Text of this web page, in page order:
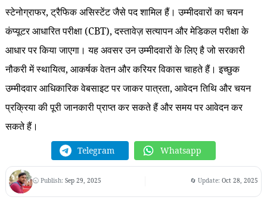
स्टेनोग्राफर, ट्रैफिक असिस्टेंट जैसे पद शामिल हैं। उम्मीदवारों का चयन
कंप्यूटर आधारित परीक्षा (CBT), दस्तावेज़ सत्यापन और मेडिकल परीक्षा के
आधार पर किया जाएगा। यह अवसर उन उम्मीदवारों के लिए है जो सरकारी
नौकरी में स्थायित्व, आकर्षक वेतन और करियर विकास चाहते हैं। इच्छुक
उम्मीदवार आधिकारिक वेबसाइट पर जाकर पात्रता, आवेदन तिथि और चयन
प्रक्रिया की पूरी जानकारी प्राप्त कर सकते हैं और समय पर आवेदन कर
सकते हैं।
Telegram Whatsapp
🕤 Publish: Sep 29, 2025 🔄 Update:Oct 28, 2025